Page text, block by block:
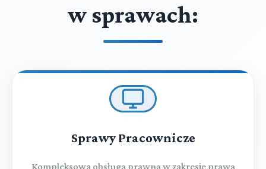
w sprawach:
Sprawy Pracownicze
Kompleksowa obsługa prawna w zakresie prawa